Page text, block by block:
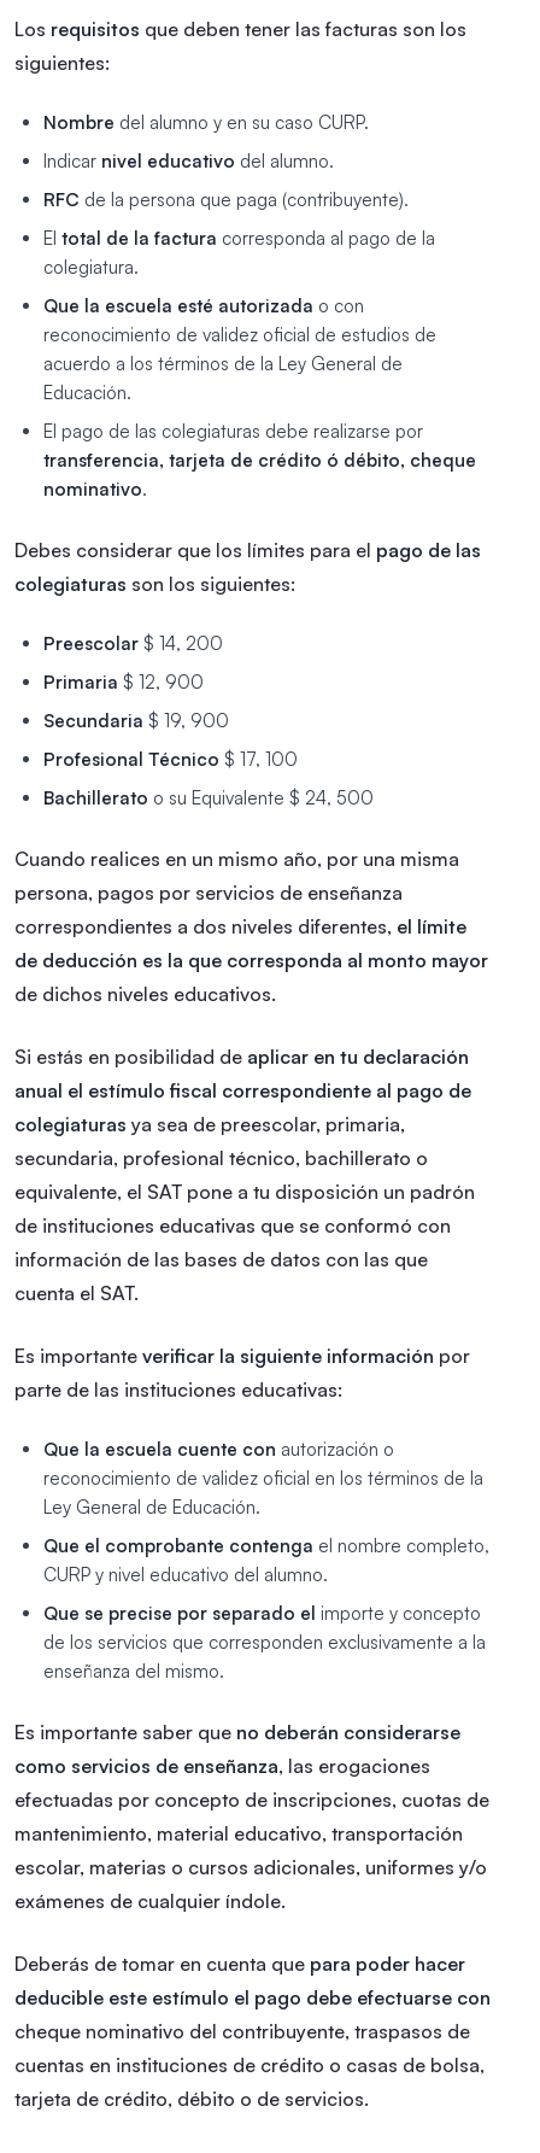
Los requisitos que deben tener las facturas son los
siguientes:
Nombre del alumno y en su caso CURP.
Indicar nivel educativo del alumno.
RFC de la persona que paga (contribuyente).
El total de la factura corresponda al pago de la
colegiatura.
Que la escuela esté autorizada o con
reconocimiento de validez oficial de estudios de
acuerdo a los términos de la Ley General de
Educación.
El pago de las colegiaturas debe realizarse por
transferencia, tarjeta de crédito ó débito, cheque
nominativo.
Debes considerar que los límites para el pago de las
colegiaturas son los siguientes:
Preescolar $ 14, 200
Primaria $ 12, 900
Secundaria $ 19, 900
Profesional Técnico $ 17, 100
Bachillerato o su Equivalente $ 24, 500
Cuando realices en un mismo año, por una misma
persona, pagos por servicios de enseñanza
correspondientes a dos niveles diferentes, el límite
de deducción es la que corresponda al monto mayor
de dichos niveles educativos.
Si estás en posibilidad de aplicar en tu declaración
anual el estímulo fiscal correspondiente al pago de
colegiaturas ya sea de preescolar, primaria,
secundaria, profesional técnico, bachillerato o
equivalente, el SAT pone a tu disposición un padrón
de instituciones educativas que se conformó con
información de las bases de datos con las que
cuenta el SAT.
Es importante verificar la siguiente información por
parte de las instituciones educativas:
Que la escuela cuente con autorización o
reconocimiento de validez oficial en los términos de la
Ley General de Educación.
Que el comprobante contenga el nombre completo,
CURP y nivel educativo del alumno.
Que se precise por separado el importe y concepto
de los servicios que corresponden exclusivamente a la
enseñanza del mismo.
Es importante saber que no deberán considerarse
como servicios de enseñanza, las erogaciones
efectuadas por concepto de inscripciones, cuotas de
mantenimiento, material educativo, transportación
escolar, materias o cursos adicionales, uniformes y/o
exámenes de cualquier índole.
Deberás de tomar en cuenta que para poder hacer
deducible este estímulo el pago debe efectuarse con
cheque nominativo del contribuyente, traspasos de
cuentas en instituciones de crédito o casas de bolsa,
tarjeta de crédito, débito o de servicios.